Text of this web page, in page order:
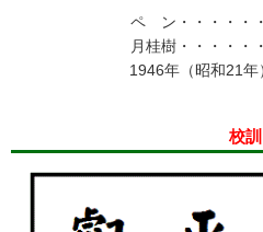
ペ ン・・・・・
月桂樹・・・・・
1946年（昭和21
校訓